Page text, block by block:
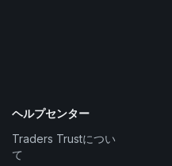
ヘルプセンター
Traders Trustについ
て